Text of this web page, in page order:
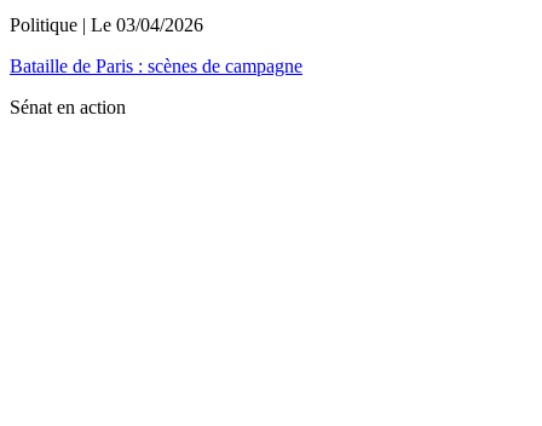
Politique | Le 03/04/2026
Bataille de Paris : scènes de campagne
Sénat en action